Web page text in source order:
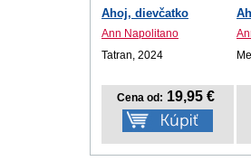
Ahoj, dievčatko
Ann Napolitano
Tatran, 2024
Cena od: 19,95 €